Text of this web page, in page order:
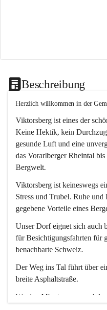
Beschreibung
Herzlich willkommen in der
Viktorsberg ist eines der
Keine Hektik, kein
gesunde Luft und eine
das Vorarlberger Rheintal
Bergwelt.
Viktorsberg ist keineswegs
Stress und Trubel. Ruhe und
gegebene Vorteile eines
Unser Dorf eignet sich auch
für Besichtigungsfahrten für
benachbarte Schweiz.
Der Weg ins Tal führt über
breite Asphaltstraße.
Wenige Minuten nur, und